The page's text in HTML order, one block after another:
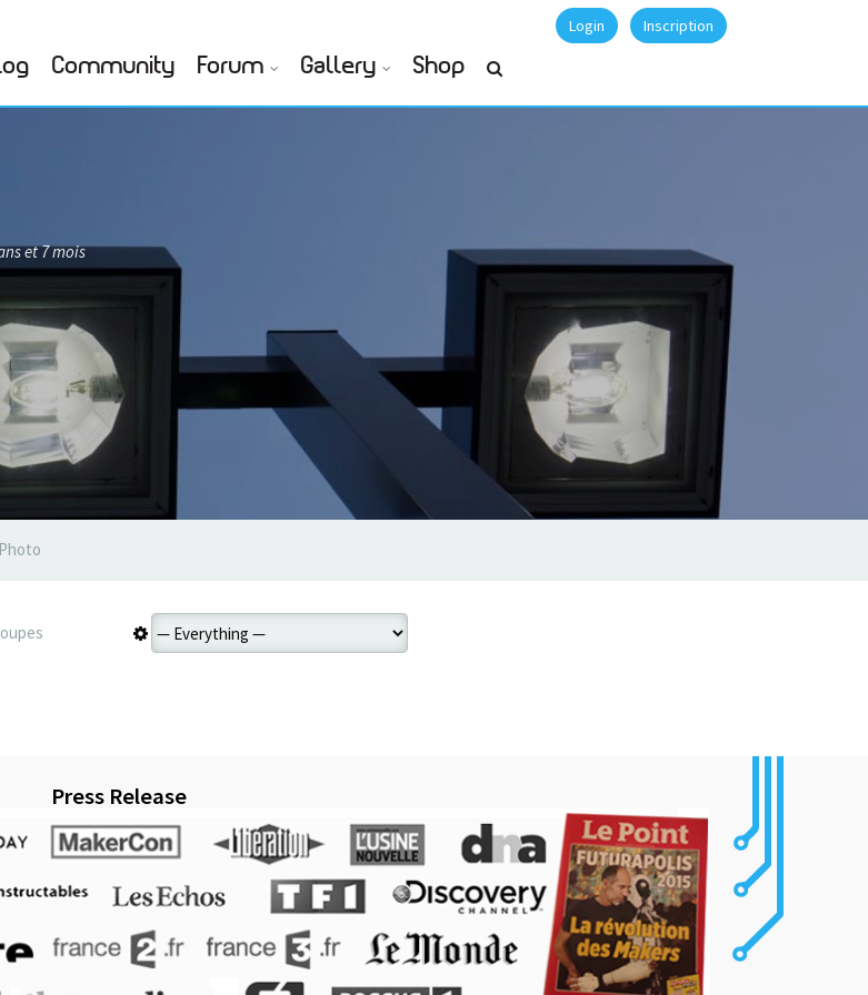
Login Inscription
Community Forum Gallery Shop
et 7 mois
Press Release